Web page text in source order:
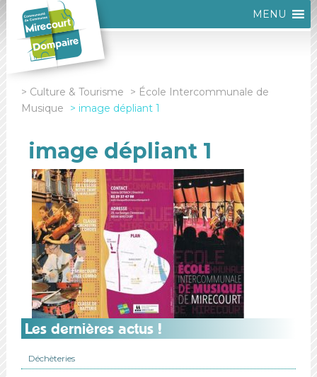
MENU
Culture & Tourisme
École Intercommunale de
Musique
image dépliant 1
image dépliant 1
Les dernières actus !
Déchèteries